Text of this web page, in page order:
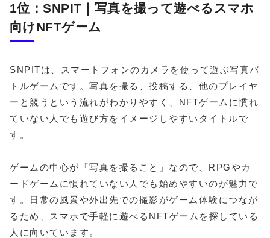
1位：SNPIT｜写真を撮って遊べるスマホ
向けNFTゲーム
SNPITは、スマートフォンのカメラを使って遊ぶ写真バ
トルゲームです。写真を撮る、投稿する、他のプレイヤ
ーと競うという流れがわかりやすく、NFTゲームに慣れ
ていない人でも遊び方をイメージしやすいタイトルで
す。
ゲームの中心が「写真を撮ること」なので、RPGやカ
ードゲームに慣れていない人でも始めやすいのが魅力で
す。日常の風景や外出先での撮影がゲーム体験につなが
るため、スマホで手軽に遊べるNFTゲームを探している
人に向いています。